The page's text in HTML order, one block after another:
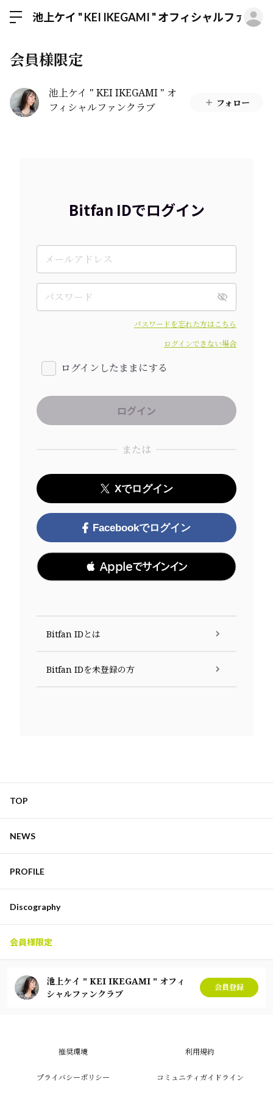
池上ケイ " KEI IKEGAMI " オフィシャルファンク
会員様限定
池上ケイ " KEI IKEGAMI " オ
フィシャルファンクラブ
フォロー
Bitfan IDでログイン
パスワードを忘れた方はこちら
ログインできない場合
ログインしたままにする
または
Xでログイン
Facebookでログイン
 Appleでサインイン
Bitfan IDとは
Bitfan IDを未登録の方
TOP
NEWS
PROFILE
Discography
会員様限定
池上ケイ " KEI IKEGAMI " オフィ
シャルファンクラブ
会員登録
推奨環境 利用規約
プライバシーポリシー コミュニティガイドライン